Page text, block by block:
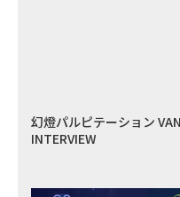
幻燈パルピテーション
INTERVIEW